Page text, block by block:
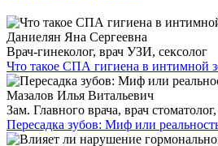
Даниелян Яна Сергеевна
Врач-гинеколог, врач УЗИ, сексолог
Что такое СПА гигиена в интимной
Мазалов Илья Витальевич
Зам. Главного врача, врач
Пересадка зубов: Миф или